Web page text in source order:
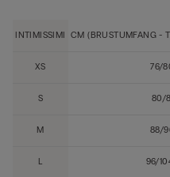
INTIMISSIMI CM (BRUSTUMFANG -
XS 76/
S 80/
M 88/
L 96/